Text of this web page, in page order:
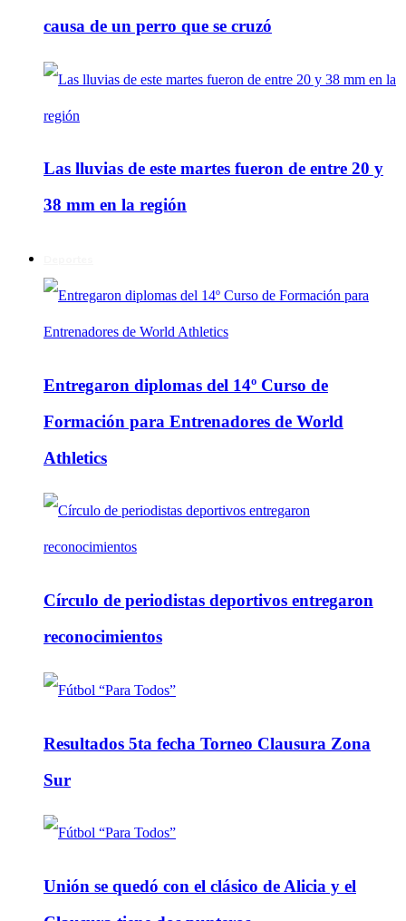
causa de un perro que se cruzó
Las lluvias de este martes fueron de entre 20 y
38 mm en la región
Entregaron diplomas del 14º Curso de
Formación para Entrenadores de World
Athletics
Círculo de periodistas deportivos entregaron
reconocimientos
Resultados 5ta fecha Torneo Clausura Zona
Sur
Unión se quedó con el clásico de Alicia y el